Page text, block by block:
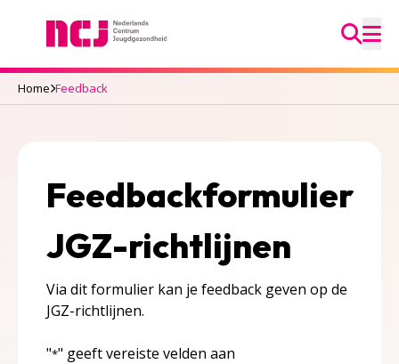
Ga
Home Feedback
Feedbackformulier
JGZ-richtlijnen
Via dit formulier kan je feedback geven op de
JGZ-richtlijnen.
"*" geeft vereiste velden aan